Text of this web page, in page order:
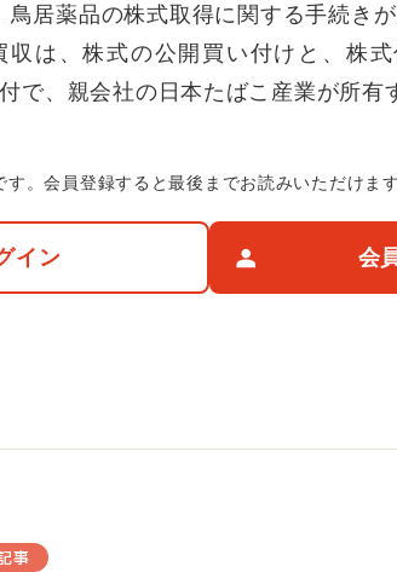
居薬品の株式取得に関する手続き
収は、株式の公開買い付けと、株
で、親会社の日本たばこ産業が所有
す。会員登録すると最後までお読みいただけます
イン 会
事